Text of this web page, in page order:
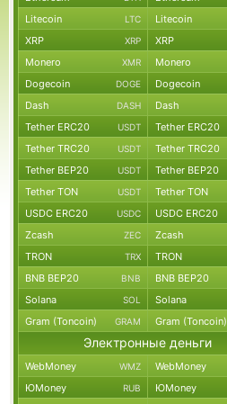
Litecoin LTC Litecoin
XRP XRP XRP
Monero XMR Monero
Dogecoin DOGE Dogecoin
Dash DASH Dash
Tether ERC20 USDT Tether ERC20
Tether TRC20 USDT Tether TRC20
Tether BEP20 USDT Tether BEP20
Tether TON USDT Tether TON
USDC ERC20 USDC USDC ERC20
Zcash ZEC Zcash
TRON TRX TRON
BNB BEP20 BNB BNB BEP20
Solana SOL Solana
Gram (Toncoin) GRAM Gram (Toncoin)
Электронные деньги
WebMoney WMZ WebMoney
ЮMoney RUB ЮMoney